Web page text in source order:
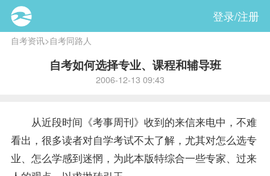
登录/注册
自考资讯>自考同路人
自考如何选择专业、课程和辅导班
2006-12-13 09:43
从近段时间《考事周刊》收到的来信来电中，不难
看出，很多读者对自学考试不太了解，尤其对怎么选专
业、怎么学感到迷惘，为此本版特综合一些专家、过来